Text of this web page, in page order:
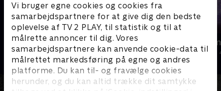
Vi bruger egne cookies og cookies fra
samarbejdspartnere for at give dig den bedste
oplevelse af TV 2 PLAY, til statistik og til at
målrette annoncer til dig. Vores
samarbejdspartnere kan anvende cookie-data til
målrettet markedsføring på egne og andres
platforme. Du kan til- og fravælge cookies
herunder, og du kan altid trække dit samtykke
Livet på luksushotellet
Livsstil • 1 sæsoner
Julelys for
2022 • Livsstil •